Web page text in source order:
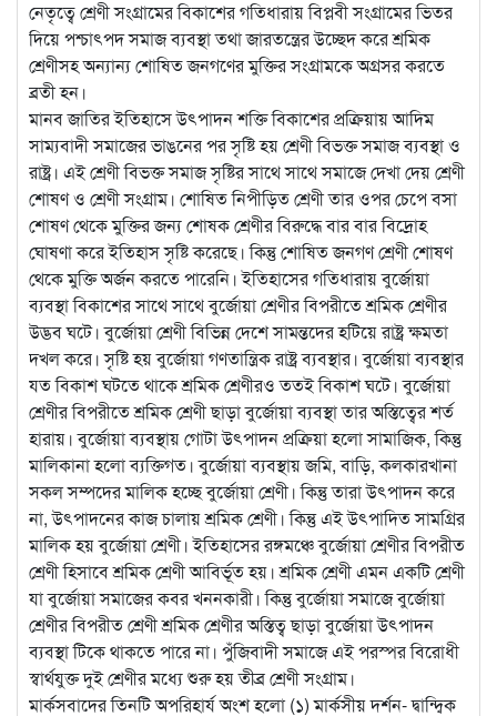
নেতৃত্বে শ্রেণী সংগ্রামের বিকাশের গতিধারায় বিপ্লবী সংগ্রামের ভিতর
দিয়ে পশ্চাৎপদ সমাজ ব্যবস্থা তথা জারতন্ত্রের উচ্ছেদ করে শ্রমিক
শ্রেণীসহ অন্যান্য শোষিত জনগণের মুক্তির সংগ্রামকে অগ্রসর করতে
ব্রতী হন।
মানব জাতির ইতিহাসে উৎপাদন শক্তি বিকাশের প্রক্রিয়ায় আদিম
সাম্যবাদী সমাজের ভাঙনের পর সৃষ্টি হয় শ্রেণী বিভক্ত সমাজ ব্যবস্থা ও
রাষ্ট্র। এই শ্রেণী বিভক্ত সমাজ সৃষ্টির সাথে সাথে সমাজে দেখা দেয় শ্রেণী
শোষণ ও শ্রেণী সংগ্রাম। শোষিত নিপীড়িত শ্রেণী তার ওপর চেপে বসা
শোষণ থেকে মুক্তির জন্য শোষক শ্রেণীর বিরুদ্ধে বার বার বিদ্রোহ
ঘোষণা করে ইতিহাস সৃষ্টি করেছে। কিন্তু শোষিত জনগণ শ্রেণী শোষণ
থেকে মুক্তি অর্জন করতে পারেনি। ইতিহাসের গতিধারায় বুর্জোয়া
ব্যবস্থা বিকাশের সাথে সাথে বুর্জোয়া শ্রেণীর বিপরীতে শ্রমিক শ্রেণীর
উদ্ভব ঘটে। বুর্জোয়া শ্রেণী বিভিন্ন দেশে সামন্তদের হটিয়ে রাষ্ট্র ক্ষমতা
দখল করে। সৃষ্টি হয় বুর্জোয়া গণতান্ত্রিক রাষ্ট্র ব্যবস্থার। বুর্জোয়া ব্যবস্থার
যত বিকাশ ঘটতে থাকে শ্রমিক শ্রেণীরও ততই বিকাশ ঘটে। বুর্জোয়া
শ্রেণীর বিপরীতে শ্রমিক শ্রেণী ছাড়া বুর্জোয়া ব্যবস্থা তার অস্তিত্বের শর্ত
হারায়। বুর্জোয়া ব্যবস্থায় গোটা উৎপাদন প্রক্রিয়া হলো সামাজিক, কিন্তু
মালিকানা হলো ব্যক্তিগত। বুর্জোয়া ব্যবস্থায় জমি, বাড়ি, কলকারখানা
সকল সম্পদের মালিক হচ্ছে বুর্জোয়া শ্রেণী। কিন্তু তারা উৎপাদন করে
না, উৎপাদনের কাজ চালায় শ্রমিক শ্রেণী। কিন্তু এই উৎপাদিত সামগ্রির
মালিক হয় বুর্জোয়া শ্রেণী। ইতিহাসের রঙ্গমঞ্চে বুর্জোয়া শ্রেণীর বিপরীত
শ্রেণী হিসাবে শ্রমিক শ্রেণী আবির্ভূত হয়। শ্রমিক শ্রেণী এমন একটি শ্রেণী
যা বুর্জোয়া সমাজের কবর খননকারী। কিন্তু বুর্জোয়া সমাজে বুর্জোয়া
শ্রেণীর বিপরীত শ্রেণী শ্রমিক শ্রেণীর অস্তিত্ব ছাড়া বুর্জোয়া উৎপাদন
ব্যবস্থা টিকে থাকতে পারে না। পুঁজিবাদী সমাজে এই পরস্পর বিরোধী
স্বার্থযুক্ত দুই শ্রেণীর মধ্যে শুরু হয় তীব্র শ্রেণী সংগ্রাম।
মার্কসবাদের তিনটি অপরিহার্য অংশ হলো (১) মার্কসীয় দর্শন- দ্বান্দ্বিক